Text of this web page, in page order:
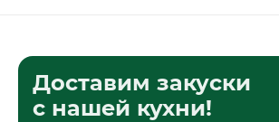
Доставим закуски
с нашей кухни!